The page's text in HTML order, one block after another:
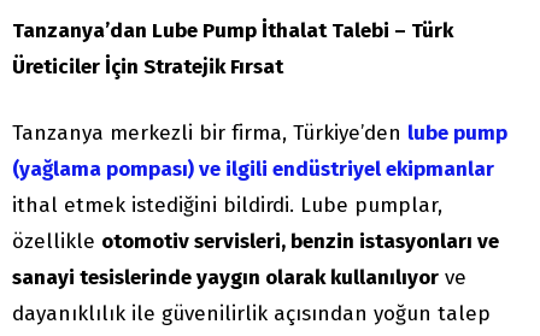
Tanzanya’dan Lube Pump İthalat Talebi – Türk
Üreticiler İçin Stratejik Fırsat
Tanzanya merkezli bir firma, Türkiye’den lube pump
(yağlama pompası) ve ilgili endüstriyel ekipmanlar
ithal etmek istediğini bildirdi. Lube pumplar,
özellikle otomotiv servisleri, benzin istasyonları ve
sanayi tesislerinde yaygın olarak kullanılıyor ve
dayanıklılık ile güvenilirlik açısından yoğun talep